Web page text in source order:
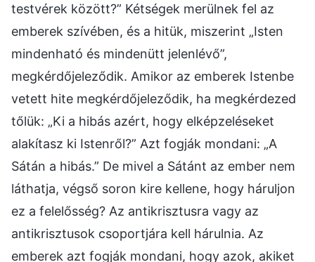
testvérek között?” Kétségek merülnek fel az
emberek szívében, és a hitük, miszerint „Isten
mindenható és mindenütt jelenlévő”,
megkérdőjeleződik. Amikor az emberek Istenbe
vetett hite megkérdőjeleződik, ha megkérdezed
tőlük: „Ki a hibás azért, hogy elképzeléseket
alakítasz ki Istenről?” Azt fogják mondani: „A
Sátán a hibás.” De mivel a Sátánt az ember nem
láthatja, végső soron kire kellene, hogy háruljon
ez a felelősség? Az antikrisztusra vagy az
antikrisztusok csoportjára kell hárulnia. Az
emberek azt fogják mondani, hogy azok, akiket